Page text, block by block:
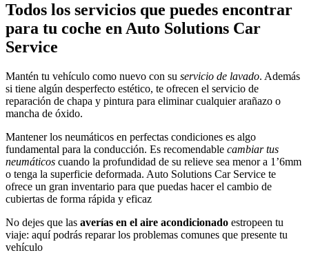
Todos los servicios que puedes encontrar
para tu coche en Auto Solutions Car
Service
Mantén tu vehículo como nuevo con su servicio de lavado. Además
si tiene algún desperfecto estético, te ofrecen el servicio de
reparación de chapa y pintura para eliminar cualquier arañazo o
mancha de óxido.
Mantener los neumáticos en perfectas condiciones es algo
fundamental para la conducción. Es recomendable cambiar tus
neumáticos cuando la profundidad de su relieve sea menor a 1’6mm
o tenga la superficie deformada. Auto Solutions Car Service te
ofrece un gran inventario para que puedas hacer el cambio de
cubiertas de forma rápida y eficaz
No dejes que las averías en el aire acondicionado estropeen tu
viaje: aquí podrás reparar los problemas comunes que presente tu
vehículo